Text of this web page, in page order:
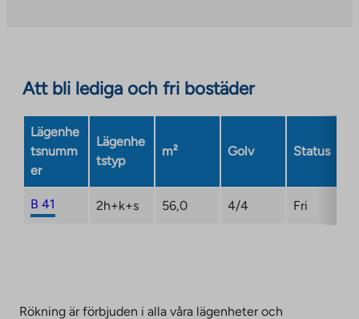
external
opens
a
new
Att bli lediga och fri bostäder
Lägenhe
tsnumm
er
Lägenhe
tstyp
m² Golv Status
B 41 2h+k+s 56,0 4/4 Fri
Rökning är förbjuden i alla våra lägenheter och